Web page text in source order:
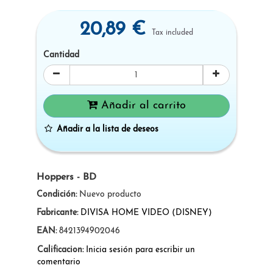
Hoppers - BD
Condición: Nuevo producto
Fabricante: DIVISA HOME VIDEO (DISNEY)
EAN: 8421394902046
Calificacion: Inicia sesión para escribir un
comentario
20,89 € Tax included
Cantidad
Añadir al carrito
Añadir a la lista de deseos